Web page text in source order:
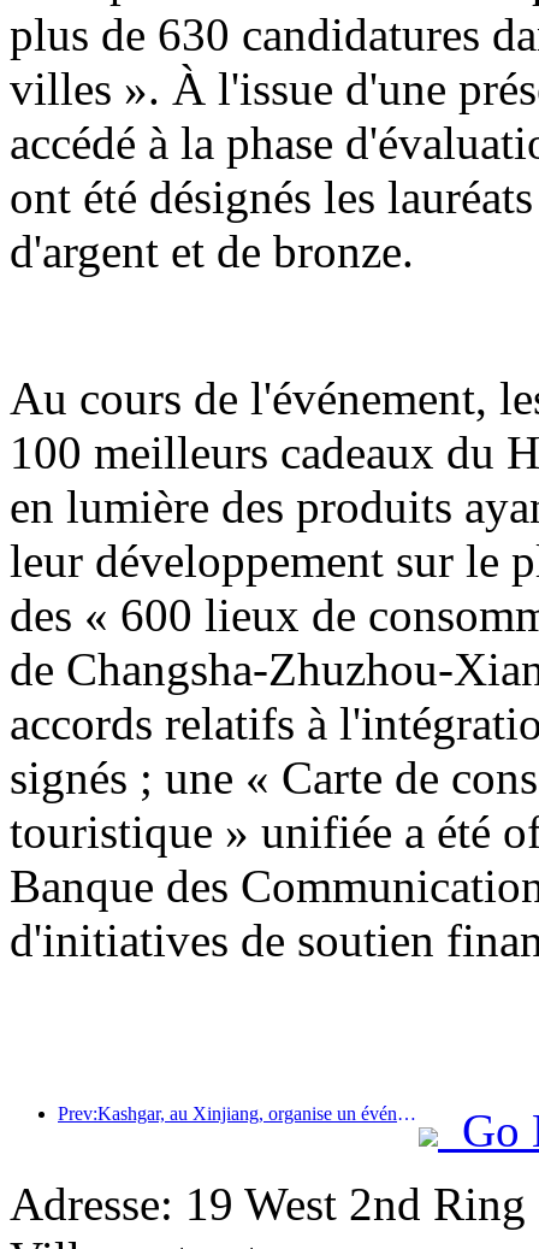
plus de 630 candidatures
villes ». À l'issue d'une
accédé à la phase
ont été désignés les
d'argent et de bronze.
Au cours de l'événement,
100 meilleurs cadeaux du
en lumière des produits
leur développement sur le
des « 600 lieux de
de Changsha-Zhuzhou-
accords relatifs à
signés ; une « Carte de
touristique » unifiée a été
Banque des
d'initiatives de soutien
Prev:Kashgar, au Xinjiang, organise un événement de promotion touristique pour favoriser les échanges interethniques.
Go
Adresse: 19 West 2nd